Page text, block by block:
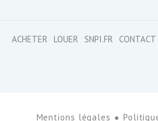
ACHETER LOUER SNPI.FR CONTACT
Mentions légales